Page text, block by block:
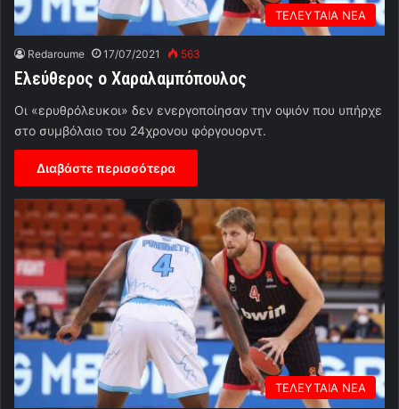
ΤΕΛΕΥΤΑΙΑ ΝΕΑ
Redaroume 17/07/2021 563
Ελεύθερος ο Χαραλαμπόπουλος
Οι «ερυθρόλευκοι» δεν ενεργοποίησαν την οψιόν που υπήρχε
στο συμβόλαιο του 24χρονου φόργουορντ.
Διαβάστε περισσότερα
ΤΕΛΕΥΤΑΙΑ ΝΕΑ